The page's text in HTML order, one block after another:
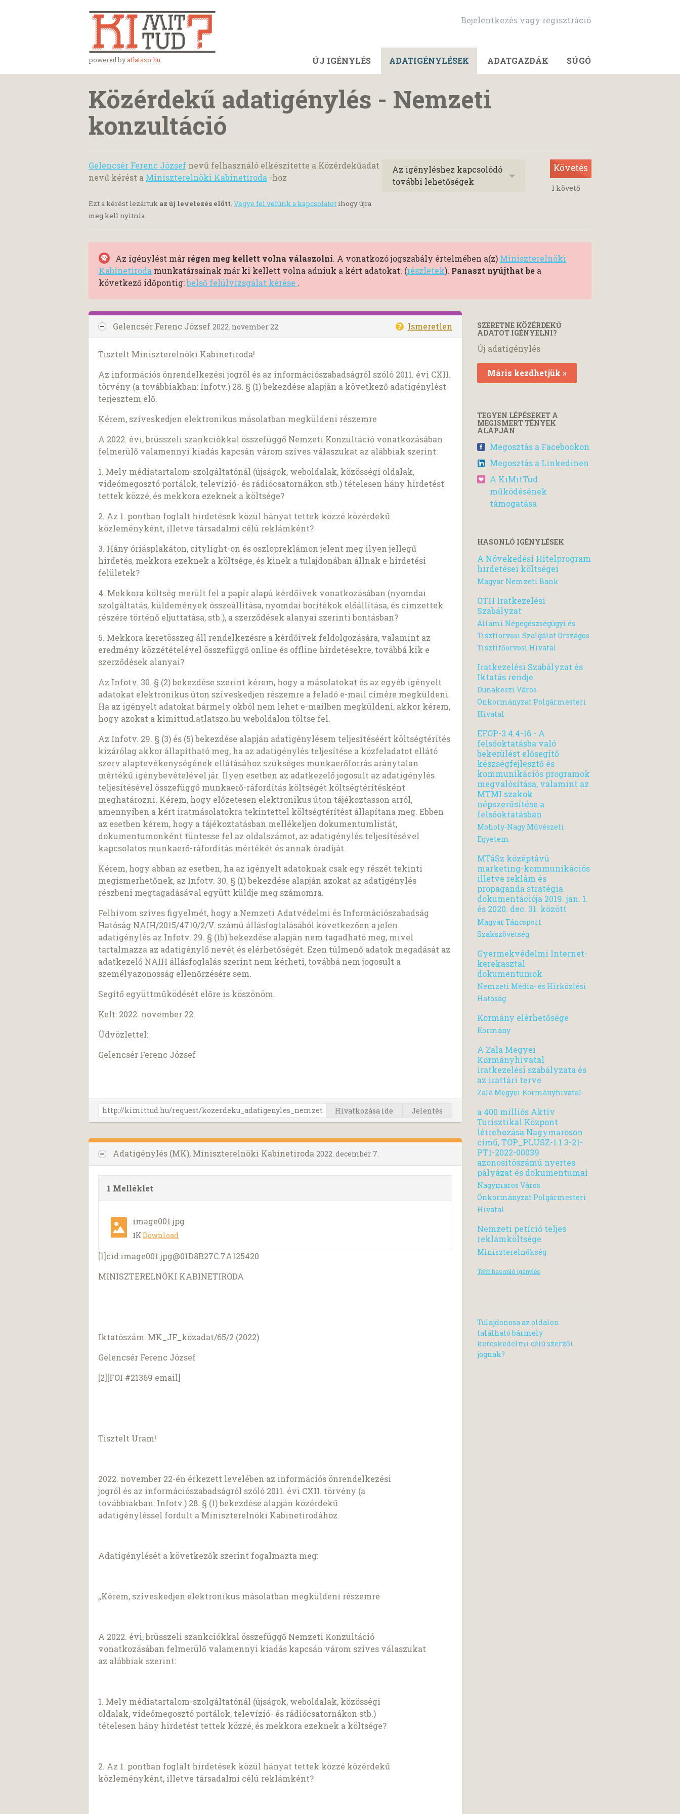
powered byatlatszo.hu
Bejelentkezés vagy regisztráció
ÚJ IGÉNYLÉS ADATIGÉNYLÉSEK ADATGAZDÁK SÚGÓ
Közérdekű adatigénylés - Nemzeti
konzultáció
Gelencsér Ferenc József nevű felhasználó elkészítette a Közérdekűadat
nevű kérést a Miniszterelnöki Kabinetiroda -hoz
Ezt a kérést lezártuk az új levelezés előtt. Vegye fel velünk a kapcsolatotihogy újra
meg kell nyitnia.
Az igényléshez kapcsolódó
további lehetőségek
Követés
1 követő
Az igénylést már régen meg kellett volna válaszolni. A vonatkozó jogszabály értelmében a(z) Miniszterelnöki
Kabinetiroda munkatársainak már ki kellett volna adniuk a kért adatokat. (részletek). Panaszt nyújthat be a
következő időpontig:belső felülvizsgálat kérése .
Gelencsér Ferenc József 2022. november 22. Ismeretlen
Tisztelt Miniszterelnöki Kabinetiroda!
Az információs önrendelkezési jogról és az információszabadságról szóló 2011. évi CXII.
törvény (a továbbiakban: Infotv.) 28. § (1) bekezdése alapján a következő adatigénylést
terjesztem elő.
Kérem, szíveskedjen elektronikus másolatban megküldeni részemre
A 2022. évi, brüsszeli szankciókkal összefüggő Nemzeti Konzultáció vonatkozásában
felmerülő valamennyi kiadás kapcsán várom szíves válaszukat az alábbiak szerint:
1. Mely médiatartalom-szolgáltatónál (újságok, weboldalak, közösségi oldalak,
videómegosztó portálok, televízió- és rádiócsatornákon stb.) tételesen hány hirdetést
tettek közzé, és mekkora ezeknek a költsége?
2. Az 1. pontban foglalt hirdetések közül hányat tettek közzé közérdekű
közleményként, illetve társadalmi célú reklámként?
3. Hány óriásplakáton, citylight-on és oszlopreklámon jelent meg ilyen jellegű
hirdetés, mekkora ezeknek a költsége, és kinek a tulajdonában állnak e hirdetési
felületek?
4. Mekkora költség merült fel a papír alapú kérdőívek vonatkozásában (nyomdai
szolgáltatás, küldemények összeállítása, nyomdai borítékok előállítása, és címzettek
részére történő eljuttatása, stb.), a szerződések alanyai szerinti bontásban?
5. Mekkora keretösszeg áll rendelkezésre a kérdőívek feldolgozására, valamint az
eredmény közzétételével összefüggő online és offline hirdetésekre, továbbá kik e
szerződések alanyai?
Az Infotv. 30. § (2) bekezdése szerint kérem, hogy a másolatokat és az egyéb igényelt
adatokat elektronikus úton szíveskedjen részemre a feladó e-mail címére megküldeni.
Ha az igényelt adatokat bármely okból nem lehet e-mailben megküldeni, akkor kérem,
hogy azokat a kimittud.atlatszo.hu weboldalon töltse fel.
Az Infotv. 29. § (3) és (5) bekezdése alapján adatigénylésem teljesítéséért költségtérítés
kizárólag akkor állapítható meg, ha az adatigénylés teljesítése a közfeladatot ellátó
szerv alaptevékenységének ellátásához szükséges munkaerőforrás aránytalan
mértékű igénybevételével jár. Ilyen esetben az adatkezelő jogosult az adatigénylés
teljesítésével összefüggő munkaerő-ráfordítás költségét költségtérítésként
meghatározni. Kérem, hogy előzetesen elektronikus úton tájékoztasson arról,
amennyiben a kért iratmásolatokra tekintettel költségtérítést állapítana meg. Ebben
az esetben kérem, hogy a tájékoztatásban mellékeljen dokumentumlistát,
dokumentumonként tüntesse fel az oldalszámot, az adatigénylés teljesítésével
kapcsolatos munkaerő-ráfordítás mértékét és annak óradíját.
Kérem, hogy abban az esetben, ha az igényelt adatoknak csak egy részét tekinti
megismerhetőnek, az Infotv. 30. § (1) bekezdése alapján azokat az adatigénylés
részbeni megtagadásával együtt küldje meg számomra.
Felhívom szíves figyelmét, hogy a Nemzeti Adatvédelmi és Információszabadság
Hatóság NAIH/2015/4710/2/V. számú állásfoglalásából következően a jelen
adatigénylés az Infotv. 29. § (1b) bekezdése alapján nem tagadható meg, mivel
tartalmazza az adatigénylő nevét és elérhetőségét. Ezen túlmenő adatok megadását az
adatkezelő NAIH állásfoglalás szerint nem kérheti, továbbá nem jogosult a
személyazonosság ellenőrzésére sem.
Segítő együttműködését előre is köszönöm.
Kelt: 2022. november 22.
Üdvözlettel:
Gelencsér Ferenc József
Hivatkozása ide Jelentés
Adatigénylés (MK), Miniszterelnöki Kabinetiroda 2022. december 7.
1 Melléklet
image001.jpg
1KDownload
[1]cid:image001.jpg@01D8B27C.7A125420
MINISZTERELNÖKI KABINETIRODA
Iktatószám: MK_JF_közadat/65/2 (2022)
Gelencsér Ferenc József
[2][FOI #21369 email]
Tisztelt Uram!
2022. november 22-én érkezett levelében az információs önrendelkezési
jogról és az információszabadságról szóló 2011. évi CXII. törvény (a
továbbiakban: Infotv.) 28. § (1) bekezdése alapján közérdekű
adatigényléssel fordult a Miniszterelnöki Kabinetirodához.
Adatigénylését a következők szerint fogalmazta meg:
„Kérem, szíveskedjen elektronikus másolatban megküldeni részemre
A 2022. évi, brüsszeli szankciókkal összefüggő Nemzeti Konzultáció
vonatkozásában felmerülő valamennyi kiadás kapcsán várom szíves válaszukat
az alábbiak szerint:
1. Mely médiatartalom-szolgáltatónál (újságok, weboldalak, közösségi
oldalak, videómegosztó portálok, televízió- és rádiócsatornákon stb.)
tételesen hány hirdetést tettek közzé, és mekkora ezeknek a költsége?
2. Az 1. pontban foglalt hirdetések közül hányat tettek közzé közérdekű
közleményként, illetve társadalmi célú reklámként?
SZERETNE KÖZÉRDEKŰ
ADATOT IGÉNYELNI?
Új adatigénylés
Máris kezdhetjük »
TEGYEN LÉPÉSEKET A
MEGISMERT TÉNYEK
ALAPJÁN
Megosztás a Facebookon
Megosztás a Linkedinen
A KiMitTud
működésének
támogatása
HASONLÓ IGÉNYLÉSEK
A Növekedési Hitelprogram
hirdetései költségei
Magyar Nemzeti Bank
OTH Iratkezelési
Szabályzat
Állami Népegészségügyi és
Tisztiorvosi Szolgálat Országos
Tisztifőorvosi Hivatal
Iratkezelési Szabályzat és
Iktatás rendje
Dunakeszi Város
Önkormányzat Polgármesteri
Hivatal
EFOP-3.4.4-16 - A
felsőoktatásba való
bekerülést elősegítő
készségfejlesztő és
kommunikációs programok
megvalósítása, valamint az
MTMI szakok
népszerűsítése a
felsőoktatásban
Moholy-Nagy Művészeti
Egyetem
MTáSz középtávú
marketing-kommunikációs
illetve reklám és
propaganda stratégia
dokumentációja 2019. jan. 1.
és 2020. dec. 31. között
Magyar Táncsport
Szakszövetség
Gyermekvédelmi Internet-
kerekasztal
dokumentumok
Nemzeti Média- és Hírközlési
Hatóság
Kormány elérhetősége
Kormány
A Zala Megyei
Kormányhivatal
iratkezelési szabályzata és
az irattári terve
Zala Megyei Kormányhivatal
a 400 milliós Aktív
Turisztikal Központ
létrehozása Nagymaroson
című, TOP_PLUSZ-1.1.3-21-
PT1-2022-00039
azonosítószámú nyertes
pályázat és dokumentumai
Nagymaros Város
Önkormányzat Polgármesteri
Hivatal
Nemzeti petíció teljes
reklámköltsége
Miniszterelnökség
Több hasonló igénylés
Tulajdonosa az oldalon
található bármely
kereskedelmi célú szerzői
jognak?